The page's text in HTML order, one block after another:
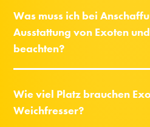
Was muss ich bei
Ausstattung von Exoten
beachten?
Wie viel Platz brauchen
Weichfresser?